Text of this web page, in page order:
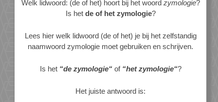
Welk lidwoord: (de of het) hoort bij het woord zymologie?
Is het de of het zymologie?
Lees hier welk lidwoord (de of het) je bij het zelfstandig
naamwoord zymologie moet gebruiken en schrijven.
Is het “de zymologie“of “het zymologie“?
Het juiste antwoord is: